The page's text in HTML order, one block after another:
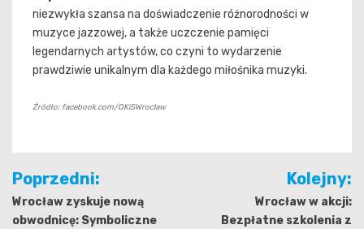
niezwykła szansa na doświadczenie różnorodności w
muzyce jazzowej, a także uczczenie pamięci
legendarnych artystów, co czyni to wydarzenie
prawdziwie unikalnym dla każdego miłośnika muzyki.
Źródło: facebook.com/OKiSWroclaw
Nawigacja
wpisu
Poprzedni:
Wrocław zyskuje nową
obwodnicę: Symboliczne
Kolejny:
Wrocław w akcji:
Bezpłatne szkolenia z